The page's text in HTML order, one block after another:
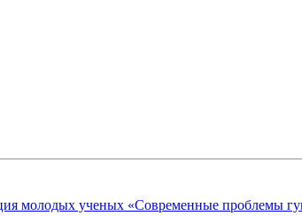
ученых «Современные проблемы